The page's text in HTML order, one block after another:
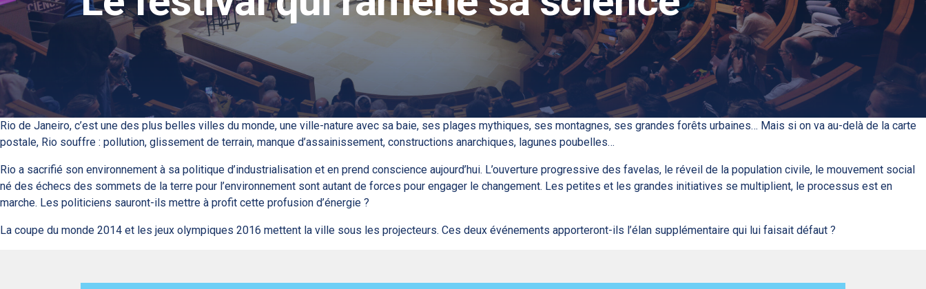
Rio de Janeiro, c’est une des plus belles villes du monde, une ville-nature avec sa baie, ses plages mythiques, ses montagnes, ses grandes forêts urbaines… Mais si on va au-delà de la carte
postale, Rio souffre : pollution, glissement de terrain, manque d’assainissement, constructions anarchiques, lagunes poubelles…
Rio a sacrifié son environnement à sa politique d’industrialisation et en prend conscience aujourd’hui. L’ouverture progressive des favelas, le réveil de la population civile, le mouvement social
né des échecs des sommets de la terre pour l’environnement sont autant de forces pour engager le changement. Les petites et les grandes initiatives se multiplient, le processus est en
marche. Les politiciens sauront-ils mettre à profit cette profusion d’énergie ?
La coupe du monde 2014 et les jeux olympiques 2016 mettent la ville sous les projecteurs. Ces deux événements apporteront-ils l’élan supplémentaire qui lui faisait défaut ?